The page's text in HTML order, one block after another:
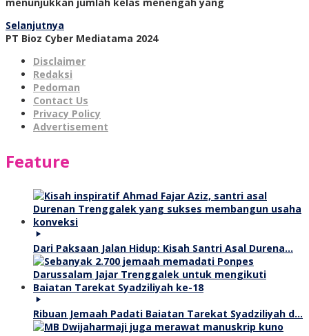
Selanjutnya
PT Bioz Cyber Mediatama 2024
Disclaimer
Redaksi
Pedoman
Contact Us
Privacy Policy
Advertisement
Feature
Dari Paksaan Jalan Hidup: Kisah Santri Asal Durena…
Ribuan Jemaah Padati Baiatan Tarekat Syadziliyah d…